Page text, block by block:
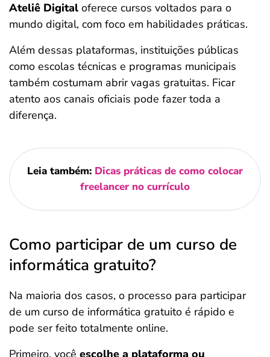
Ateliê Digital oferece cursos voltados para o
mundo digital, com foco em habilidades práticas.
Além dessas plataformas, instituições públicas
como escolas técnicas e programas municipais
também costumam abrir vagas gratuitas. Ficar
atento aos canais oficiais pode fazer toda a
diferença.
Leia também: Dicas práticas de como colocar
freelancer no currículo
Como participar de um curso de
informática gratuito?
Na maioria dos casos, o processo para participar
de um curso de informática gratuito é rápido e
pode ser feito totalmente online.
Primeiro, você escolhe a plataforma ou